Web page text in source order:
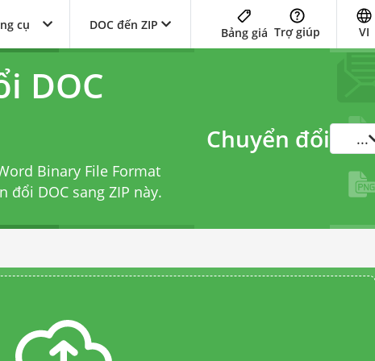
cụ DOC đến ZIP
Bảng giá Trợ giúp VI
DOC
Binary File Format
đổi DOC sang ZIP này.
Chuyển đổi ...